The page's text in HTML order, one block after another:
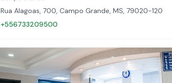
Rua Alagoas, 700, Campo Grande, MS, 79020-120
+556733209500